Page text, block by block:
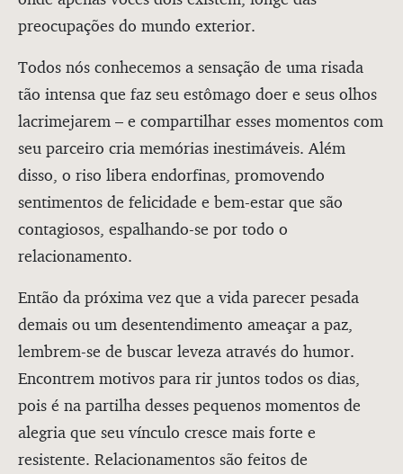
preocupações do mundo exterior.
Todos nós conhecemos a sensação de uma risada
tão intensa que faz seu estômago doer e seus olhos
lacrimejarem – e compartilhar esses momentos com
seu parceiro cria memórias inestimáveis. Além
disso, o riso libera endorfinas, promovendo
sentimentos de felicidade e bem-estar que são
contagiosos, espalhando-se por todo o
relacionamento.
Então da próxima vez que a vida parecer pesada
demais ou um desentendimento ameaçar a paz,
lembrem-se de buscar leveza através do humor.
Encontrem motivos para rir juntos todos os dias,
pois é na partilha desses pequenos momentos de
alegria que seu vínculo cresce mais forte e
resistente. Relacionamentos são feitos de